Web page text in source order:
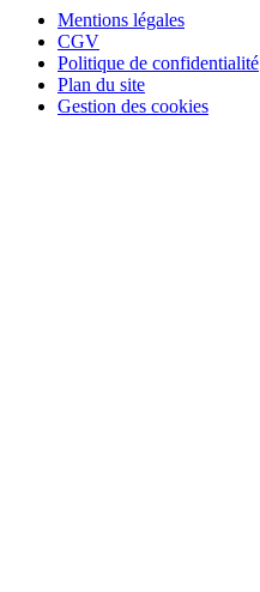
Mentions légales
CGV
Politique de confidentialité
Plan du site
Gestion des cookies